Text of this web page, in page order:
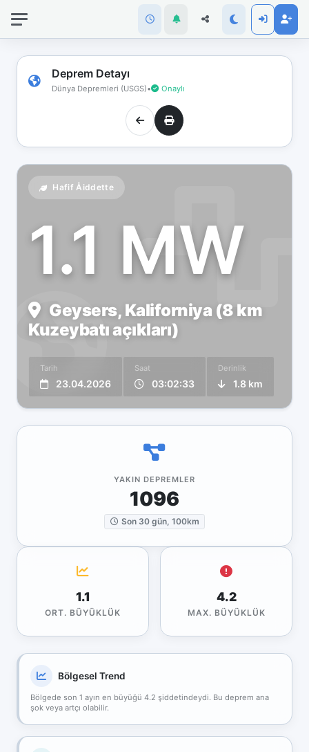
Deprem Detayı
Dünya Depremleri (USGS)• Onaylı
Hafif Åiddette
1.1 MW
Geysers, Kaliforniya (8 km
Kuzeybatı açıkları)
Tarih
23.04.2026
Saat
03:02:33
Derinlik
1.8 km
YAKIN DEPREMLER
1096
Son 30 gün, 100km
1.1
ORT. BÜYÜKLÜK
4.2
MAX. BÜYÜKLÜK
Bölgesel Trend
Bölgede son 1 ayın en büyüğü 4.2 şiddetindeydi. Bu deprem ana
şok veya artçı olabilir.
bağlantınız
koptu!
Çevrimdışı
moddasınız.